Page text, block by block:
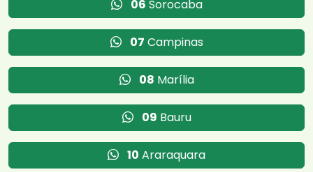
06 Sorocaba
07 Campinas
08 Marília
09 Bauru
10 Araraquara